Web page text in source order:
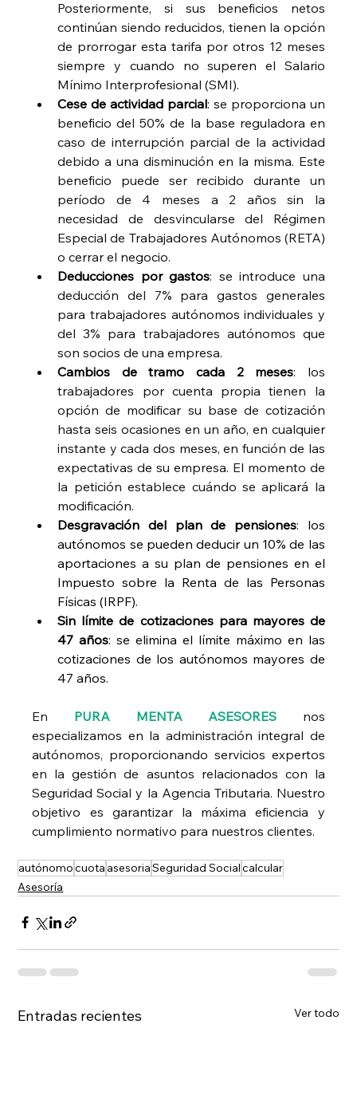
Posteriormente, si sus beneficios netos
continúan siendo reducidos, tienen la opción
de prorrogar esta tarifa por otros 12 meses
siempre y cuando no superen el Salario
Mínimo Interprofesional (SMI).
Cese de actividad parcial: se proporciona un
beneficio del 50% de la base reguladora en
caso de interrupción parcial de la actividad
debido a una disminución en la misma. Este
beneficio puede ser recibido durante un
período de 4 meses a 2 años sin la
necesidad de desvincularse del Régimen
Especial de Trabajadores Autónomos (RETA)
o cerrar el negocio.
Deducciones por gastos: se introduce una
deducción del 7% para gastos generales
para trabajadores autónomos individuales y
del 3% para trabajadores autónomos que
son socios de una empresa.
Cambios de tramo cada 2 meses: los
trabajadores por cuenta propia tienen la
opción de modificar su base de cotización
hasta seis ocasiones en un año, en cualquier
instante y cada dos meses, en función de las
expectativas de su empresa. El momento de
la petición establece cuándo se aplicará la
modificación.
Desgravación del plan de pensiones: los
autónomos se pueden deducir un 10% de las
aportaciones a su plan de pensiones en el
Impuesto sobre la Renta de las Personas
Físicas (IRPF).
Sin límite de cotizaciones para mayores de
47 años: se elimina el límite máximo en las
cotizaciones de los autónomos mayores de
47 años.
En PURA MENTA ASESORES
nos
especializamos en la administración integral de
autónomos, proporcionando servicios expertos
en la gestión de asuntos relacionados con la
Seguridad Social y la Agencia Tributaria. Nuestro
objetivo es garantizar la máxima eficiencia y
cumplimiento normativo para nuestros clientes.
autónomocuota asesoriaSeguridad Socialcalcular
Asesoría
Entradas recientes Ver todo